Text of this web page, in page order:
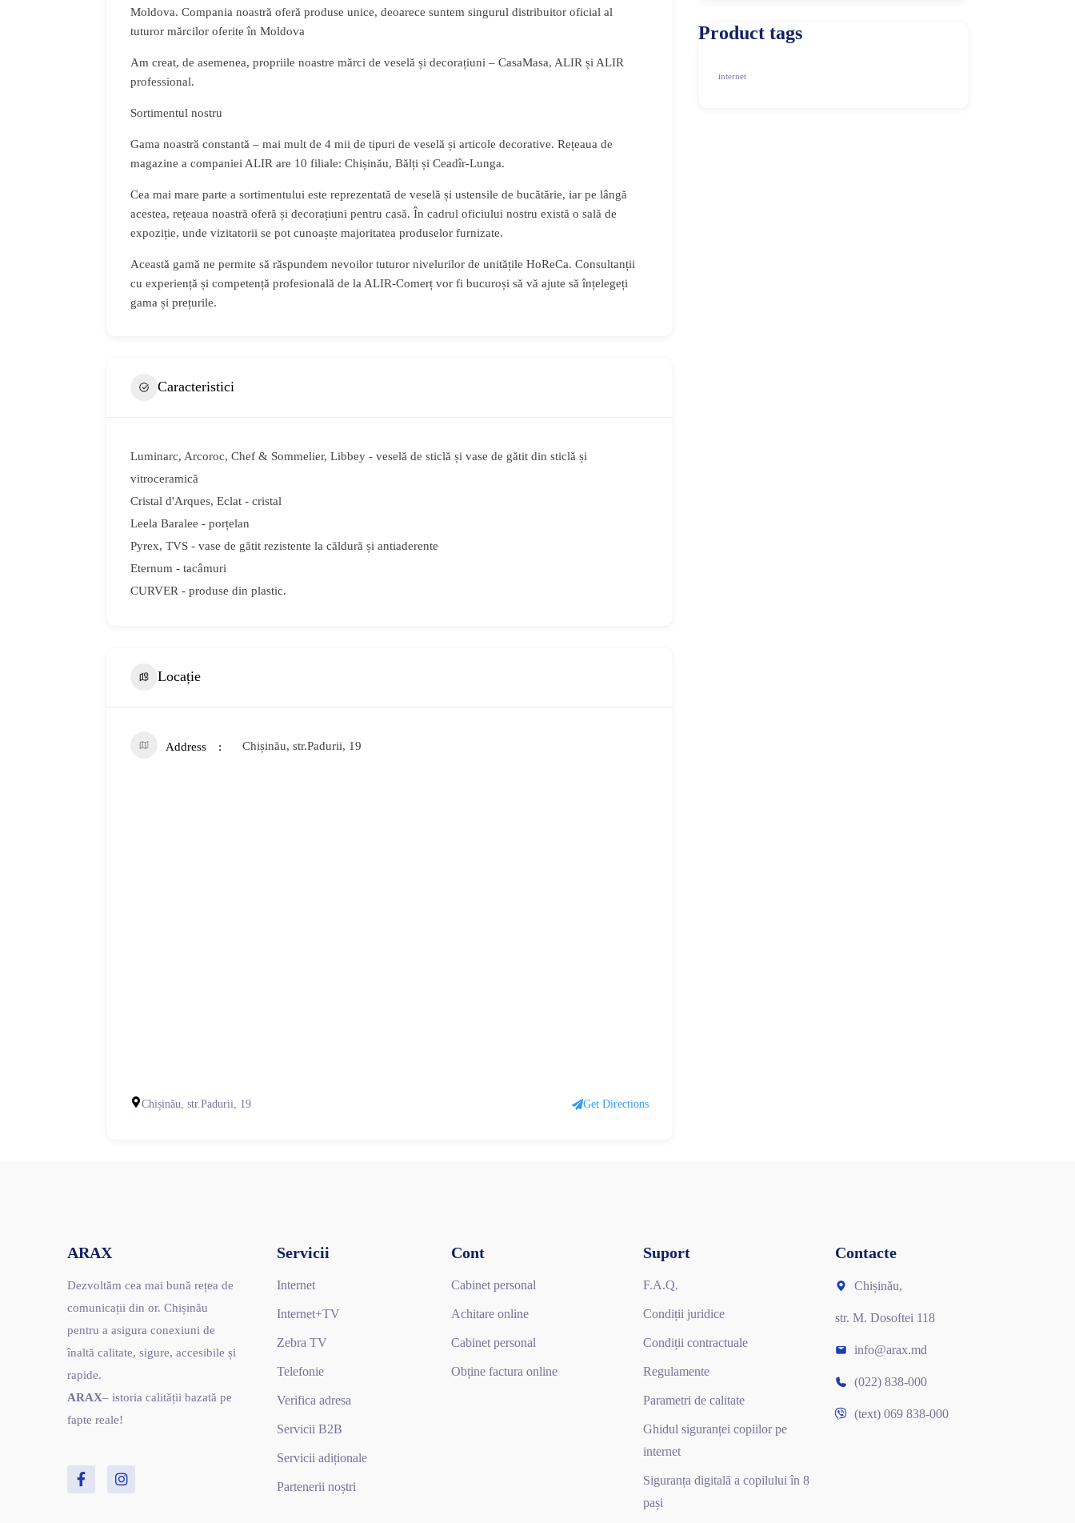
Moldova. Compania noastră oferă produse unice, deoarece suntem singurul distribuitor oficial al
tuturor mărcilor oferite în Moldova
Am creat, de asemenea, propriile noastre mărci de veselă și decorațiuni – CasaMasa, ALIR și ALIR
professional.
Sortimentul nostru
Gama noastră constantă – mai mult de 4 mii de tipuri de veselă și articole decorative. Rețeaua de
magazine a companiei ALIR are 10 filiale: Chișinău, Bălți și Ceadîr-Lunga.
Cea mai mare parte a sortimentului este reprezentată de veselă și ustensile de bucătărie, iar pe lângă
acestea, rețeaua noastră oferă și decorațiuni pentru casă. În cadrul oficiului nostru există o sală de
expoziție, unde vizitatorii se pot cunoaște majoritatea produselor furnizate.
Această gamă ne permite să răspundem nevoilor tuturor nivelurilor de unitățile HoReCa. Consultanții
cu experiență și competență profesională de la ALIR-Comerț vor fi bucuroși să vă ajute să înțelegeți
gama și prețurile.
Caracteristici
Luminarc, Arcoroc, Chef & Sommelier, Libbey - veselă de sticlă și vase de gătit din sticlă și
vitroceramică
Cristal d'Arques, Eclat - cristal
Leela Baralee - porțelan
Pyrex, TVS - vase de gătit rezistente la căldură și antiaderente
Eternum - tacâmuri
CURVER - produse din plastic.
Locație
Address Chișinău, str.Padurii, 19
Chișinău, str.Padurii, 19 Get Directions
Product tags
internet
ARAX
Dezvoltăm cea mai bună rețea de
comunicații din or. Chișinău
pentru a asigura conexiuni de
înaltă calitate, sigure, accesibile și
rapide.
ARAX– istoria calității bazată pe
fapte reale!
Servicii
Internet
Internet+TV
Zebra TV
Telefonie
Verifica adresa
Servicii B2B
Servicii adiționale
Partenerii noștri
Cont
Cabinet personal
Achitare online
Cabinet personal
Obține factura online
Suport
F.A.Q.
Condiții juridice
Condiții contractuale
Regulamente
Parametri de calitate
Ghidul siguranței copiilor pe
internet
Siguranța digitală a copilului în 8
pași
Contacte
Chișinău,
str. M. Dosoftei 118
info@arax.md
(022) 838-000
(text) 069 838-000